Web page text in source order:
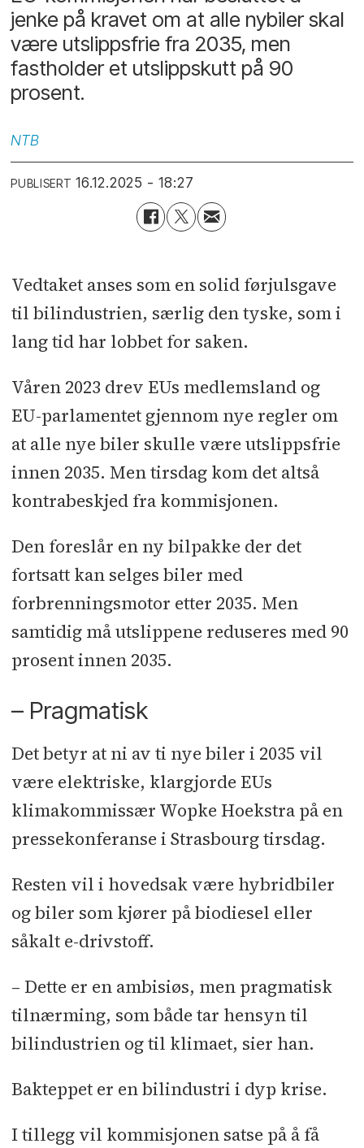
jenke på kravet om at alle nybiler skal
være utslippsfrie fra 2035, men
fastholder et utslippskutt på 90
prosent.
NTB
PUBLISERT 16.12.2025 - 18:27
Vedtaket anses som en solid førjulsgave
til bilindustrien, særlig den tyske, som i
lang tid har lobbet for saken.
Våren 2023 drev EUs medlemsland og
EU-parlamentet gjennom nye regler om
at alle nye biler skulle være utslippsfrie
innen 2035. Men tirsdag kom det altså
kontrabeskjed fra kommisjonen.
Den foreslår en ny bilpakke der det
fortsatt kan selges biler med
forbrenningsmotor etter 2035. Men
samtidig må utslippene reduseres med 90
prosent innen 2035.
– Pragmatisk
Det betyr at ni av ti nye biler i 2035 vil
være elektriske, klargjorde EUs
klimakommissær Wopke Hoekstra på en
pressekonferanse i Strasbourg tirsdag.
Resten vil i hovedsak være hybridbiler
og biler som kjører på biodiesel eller
såkalt e-drivstoff.
– Dette er en ambisiøs, men pragmatisk
tilnærming, som både tar hensyn til
bilindustrien og til klimaet, sier han.
Bakteppet er en bilindustri i dyp krise.
I tillegg vil kommisjonen satse på å få